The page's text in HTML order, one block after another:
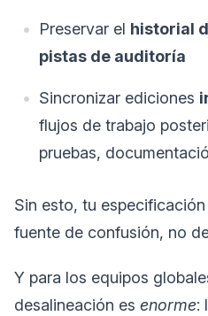
Preservar el historial
pistas de auditoría
Sincronizar ediciones
flujos de trabajo
pruebas,
Sin esto, tu
fuente de confusión, no
Y para los equipos
desalineación es enorme: